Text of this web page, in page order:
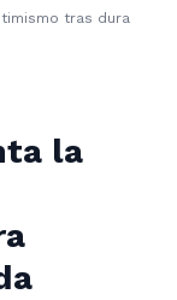
tras dura
la